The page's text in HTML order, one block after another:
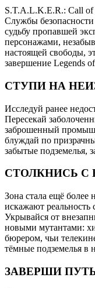
S.T.A.L.K.E.R.: Call of
Службы безопасности
судьбу пропавшей
персонажами,
настоящей свободы,
завершение Legends
СТУПИ НА
Исследуй ранее
Пересекай
заброшенный
блуждай по
забытые подземелья,
СТОЛКНИСЬ
Зона стала ещё более
искажают реальность
Укрывайся от
новыми мутантами:
бюрером, чьи
тёмные подземелья в
ЗАВЕРШИ